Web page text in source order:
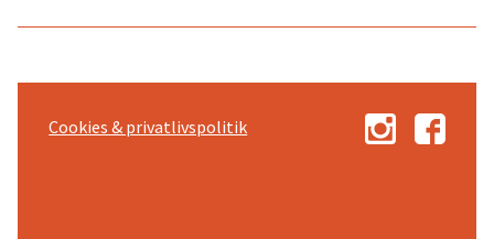
Cookies & privatlivspolitik